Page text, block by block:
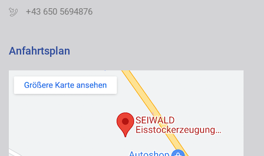
+43 650 5694876
Anfahrtsplan